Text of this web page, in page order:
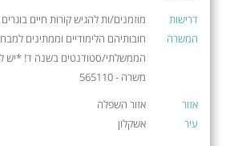
דרישות
המשרה
מוזמנים/ות להגיש קורות חיים
חובותיהם הלימודיים וממתינים
הממשלתי/סטודנטים בשנה ד! *יש
משרה - 565110
אזור
אזור השפלה
עיר
אשקלון